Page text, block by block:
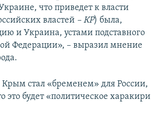
что приведет к власти
властей – КР) была,
и Украина, устами подставного
Федерации», – выразил мнение
Крым стал «бременем» для России,
это будет «политическое харакири